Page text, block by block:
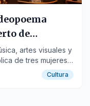
de
artes visuales y
de tres mujeres
Cultura